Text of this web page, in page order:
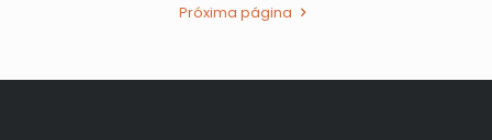
Próxima página